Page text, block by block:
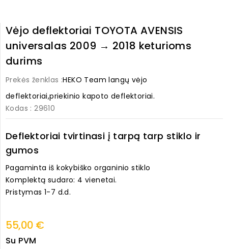
Vėjo deflektoriai TOYOTA AVENSIS
universalas 2009 → 2018 keturioms
durims
Prekės ženklas :HEKO Team langų vėjo
deflektoriai,priekinio kapoto deflektoriai.
Kodas : 29610
Deflektoriai tvirtinasi į tarpą tarp stiklo ir
gumos
Pagaminta iš kokybiško organinio stiklo
Komplektą sudaro: 4 vienetai.
Pristymas 1-7 d.d.
55,00 €
Su PVM